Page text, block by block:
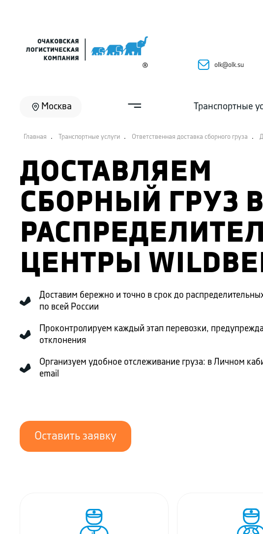
olk@olk.su
Москва Транспортные
Главная . Транспортные услуги . Ответственная доставка сборного груза .
ДОСТАВЛЯЕМ
СБОРНЫЙ ГРУЗ В
ЦЕНТРЫ
Доставим бережно и точно в срок до
по всей России
Проконтролируем каждый этап перевозки,
отклонения
Организуем удобное отслеживание груза: в Личном
email
Оставить заявку